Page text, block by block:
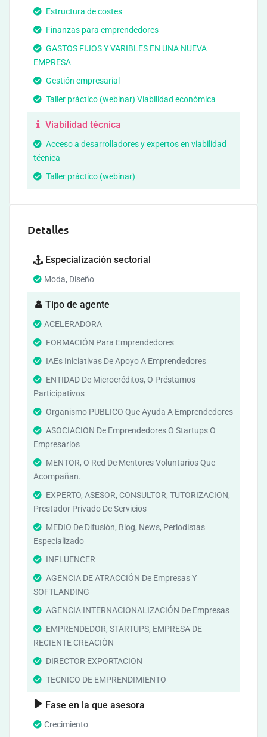
Estructura de costes
Finanzas para emprendedores
GASTOS FIJOS Y VARIBLES EN UNA NUEVA
EMPRESA
Gestión empresarial
Taller práctico (webinar) Viabilidad económica
Viabilidad técnica
Acceso a desarrolladores y expertos en viabilidad
técnica
Taller práctico (webinar)
Detalles
Especialización sectorial
Moda, Diseño
Tipo de agente
ACELERADORA
FORMACIÓN Para Emprendedores
IAEs Iniciativas De Apoyo A Emprendedores
ENTIDAD De Microcréditos, O Préstamos
Participativos
Organismo PUBLICO Que Ayuda A Emprendedores
ASOCIACION De Emprendedores O Startups O
Empresarios
MENTOR, O Red De Mentores Voluntarios Que
Acompañan.
EXPERTO, ASESOR, CONSULTOR, TUTORIZACION,
Prestador Privado De Servicios
MEDIO De Difusión, Blog, News, Periodistas
Especializado
INFLUENCER
AGENCIA DE ATRACCIÓN De Empresas Y
SOFTLANDING
AGENCIA INTERNACIONALIZACIÓN De Empresas
EMPRENDEDOR, STARTUPS, EMPRESA DE
RECIENTE CREACIÓN
DIRECTOR EXPORTACION
TECNICO DE EMPRENDIMIENTO
Fase en la que asesora
Crecimiento